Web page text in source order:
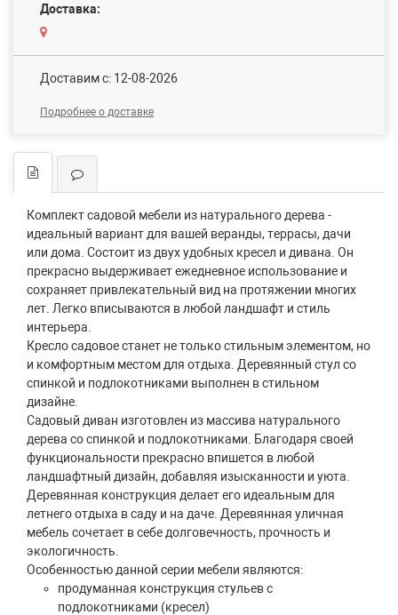
Доставка:
Доставим c: 12-08-2026
Подробнее о доставке
Комплект садовой мебели из натурального дерева -
идеальный вариант для вашей веранды, террасы, дачи
или дома. Состоит из двух удобных кресел и дивана. Он
прекрасно выдерживает ежедневное использование и
сохраняет привлекательный вид на протяжении многих
лет. Легко вписываются в любой ландшафт и стиль
интерьера.
Кресло садовое станет не только стильным элементом, но
и комфортным местом для отдыха. Деревянный стул со
спинкой и подлокотниками выполнен в стильном
дизайне.
Садовый диван изготовлен из массива натурального
дерева со спинкой и подлокотниками. Благодаря своей
функциональности прекрасно впишется в любой
ландшафтный дизайн, добавляя изысканности и уюта.
Деревянная конструкция делает его идеальным для
летнего отдыха в саду и на даче. Деревянная уличная
мебель сочетает в себе долговечность, прочность и
экологичность.
Особенностью данной серии мебели являются:
продуманная конструкция стульев с
подлокотниками (кресел)